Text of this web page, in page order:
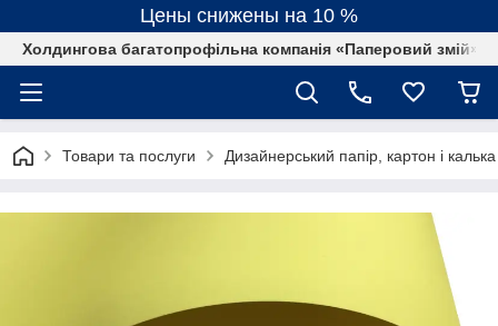
Цены снижены на 10 %
Холдингова багатопрофільна компанія «Паперовий змій»
Товари та послуги Дизайнерський папір, картон і калька